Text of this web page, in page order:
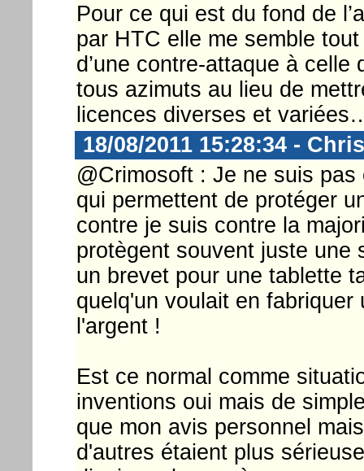
Pour ce qui est du fond de
par HTC elle me semble
d’une contre-attaque à celle
tous azimuts au lieu de
licences diverses et
18/08/2011 15:28:34 -
@Crimosoft : Je ne suis
qui permettent de protéger
contre je suis contre la
protègent souvent juste une
un brevet pour une tablette
quelq'un voulait en
l'argent !
Est ce normal comme
inventions oui mais de
que mon avis personnel
d'autres étaient plus